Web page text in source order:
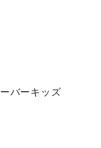
バーキッズ